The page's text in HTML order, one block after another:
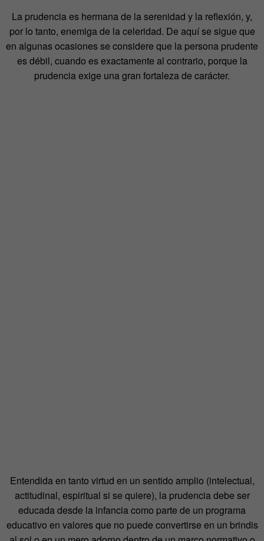
La prudencia es hermana de la serenidad y la reflexión, y,
por lo tanto, enemiga de la celeridad. De aquí se sigue que
en algunas ocasiones se considere que la persona prudente
es débil, cuando es exactamente al contrario, porque la
prudencia exige una gran fortaleza de carácter.
Entendida en tanto virtud en un sentido amplio (intelectual,
actitudinal, espiritual si se quiere), la prudencia debe ser
educada desde la infancia como parte de un programa
educativo en valores que no puede convertirse en un brindis